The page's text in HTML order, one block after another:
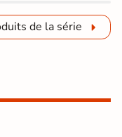
de la série